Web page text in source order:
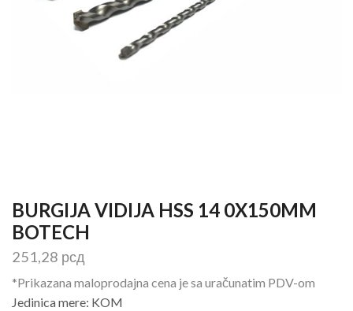
BURGIJA VIDIJA HSS 14 0X150MM
BOTECH
251,28 рсд
*Prikazana maloprodajna cena je sa uračunatim PDV-om
Jedinica mere: KOM